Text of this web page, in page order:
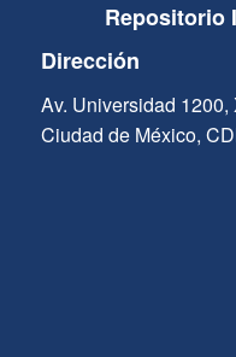
Repositorio
Dirección
Av. Universidad
Ciudad de México,